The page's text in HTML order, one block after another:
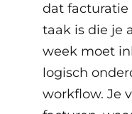
dat facturatie
taak is die je
week moet
logisch
workflow. Je